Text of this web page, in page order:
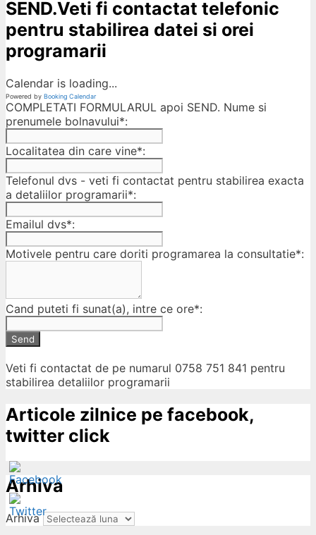
SEND.Veti fi contactat telefonic
pentru stabilirea datei si orei
programarii
Calendar is loading...
Powered by Booking Calendar
COMPLETATI FORMULARUL apoi SEND. Nume si
prenumele bolnavului*:
Localitatea din care vine*:
Telefonul dvs - veti fi contactat pentru stabilirea exacta
a detaliilor programarii*:
Emailul dvs*:
Motivele pentru care doriti programarea la consultatie*:
Cand puteti fi sunat(a), intre ce ore*:
Send
Veti fi contactat de pe numarul 0758 751 841 pentru
stabilirea detaliilor programarii
Articole zilnice pe facebook,
twitter click
Arhiva
Arhiva